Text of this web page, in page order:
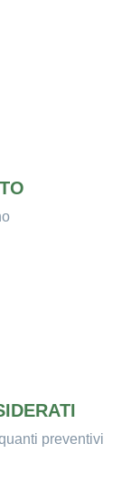
preventivi